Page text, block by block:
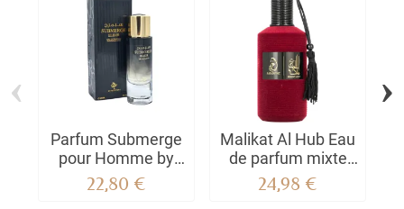
Parfum Submerge
pour Homme by
MyPerfumes |
Elégance Intense &
22,80 €
Malikat Al Hub Eau
de parfum mixte
100 ml - Arabiyat
24,98 €
‹ ›